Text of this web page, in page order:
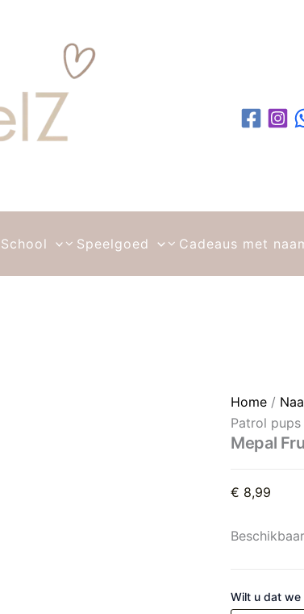
School Speelgoed Cadeaus met
Home /
Patrol pups
Mepal
€ 8,99
Wilt u dat we
Mepal